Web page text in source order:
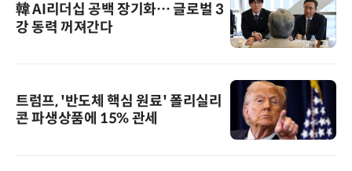
韓 AI리더십 공백 장기화… 글로벌 3
강 동력 꺼져간다
트럼프, '반도체 핵심 원료' 폴리실리
콘 파생상품에 15% 관세